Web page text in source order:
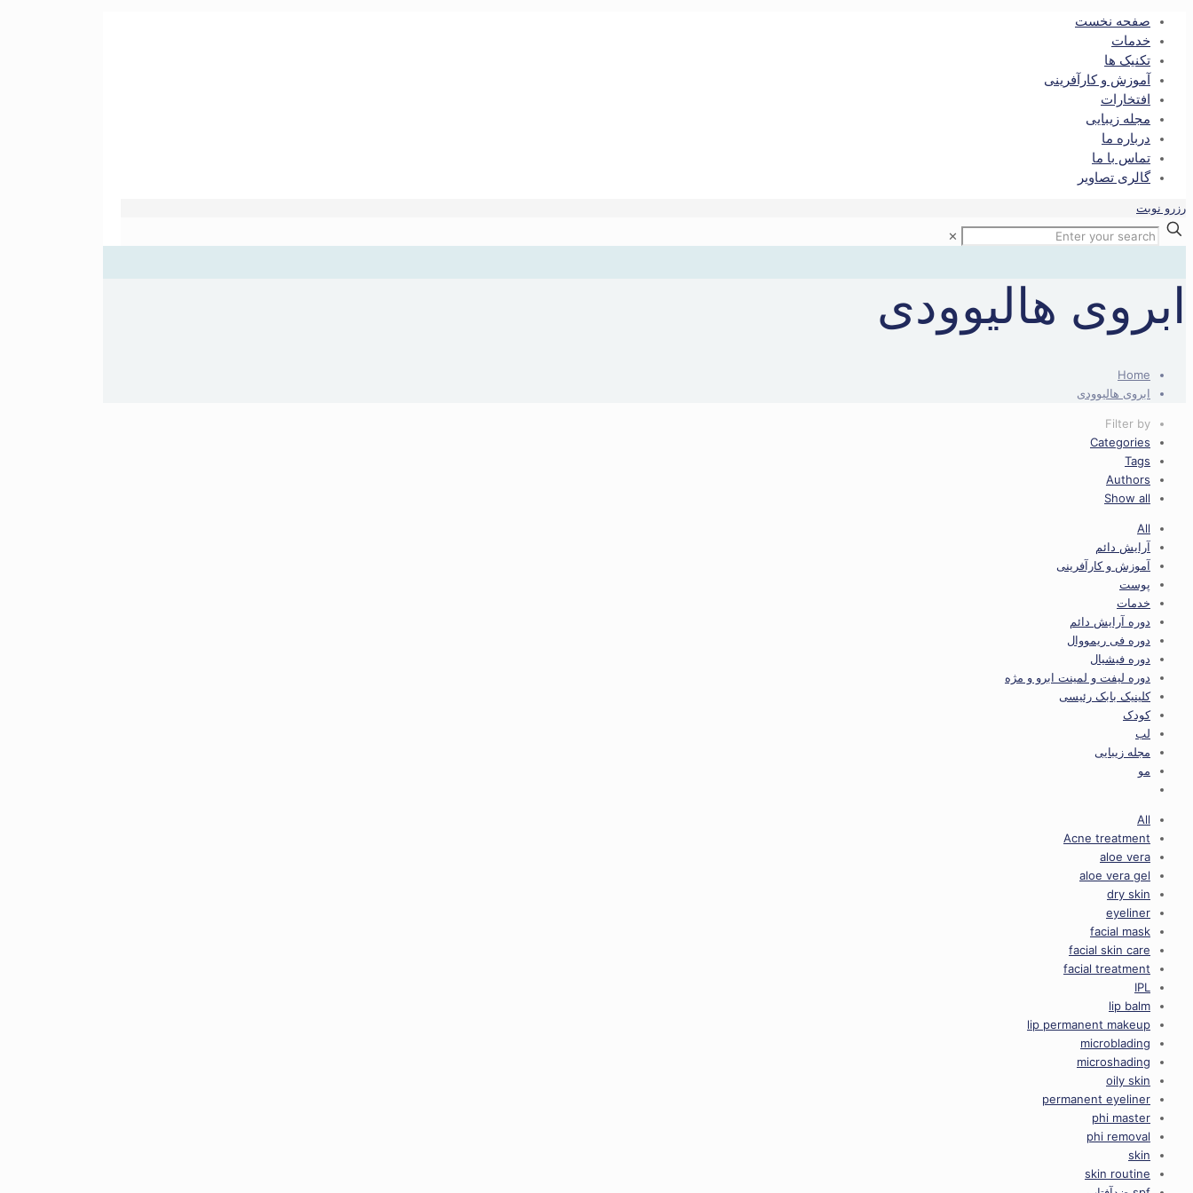
صفحه نخست
خدمات
تکنیک ها
آموزش و کارآفرینی
افتخارات
مجله زیبایی
درباره ما
تماس با ما
گالری تصاویر
رزرو نوبت
✕
ابروی هالیوودی
Home
ابروی هالیوودی
Filter by
Categories
Tags
Authors
Show all
All
آرایش دائم
آموزش و کارآفرینی
پوست
خدمات
دوره آرایش دائم
دوره فی ریمووال
دوره فیشیال
دوره لیفت و لمینت ابرو و مژه
کلینیک بابک رئیسی
کودک
لب
مجله زیبایی
مو
All
Acne treatment
aloe vera
aloe vera gel
dry skin
eyeliner
facial mask
facial skin care
facial treatment
IPL
lip balm
lip permanent makeup
microblading
microshading
oily skin
permanent eyeliner
phi master
phi removal
skin
skin routine